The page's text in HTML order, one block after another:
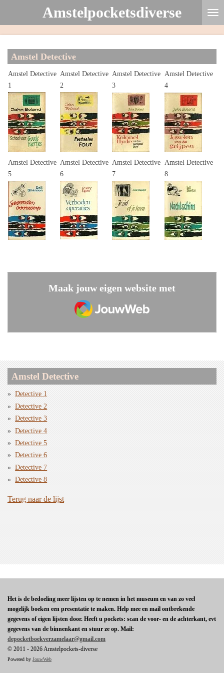
hoofdinhoud
Amstelpocketsdiverse
Amstel Detective
Amstel Detective
1
Amstel Detective
2
Amstel Detective
3
Amstel Detective
4
Amstel Detective
5
Amstel Detective
6
Amstel Detective
7
Amstel Detective
8
Maak jouw eigen website met
JouwWeb
Amstel Detective
Detective 1
Detective 2
Detective 3
Detective 4
Detective 5
Detective 6
Detective 7
Detective 8
Terug naar de lijst
Het is de bedoeling meer lijsten op te nemen in het museum en van zo veel
mogelijk boeken een presentatie te maken. Help mee en mail ontbrekende
gegevens of eigen lijsten door. Heeft u pockets: scan de voor- en de achterkant, evt
gegevens van de binnenkant en stuur ze op. Mail:
depocketboekverzamelaar@gmail.com
© 2011 - 2026 Amstelpockets-diverse
Powered by JouwWeb